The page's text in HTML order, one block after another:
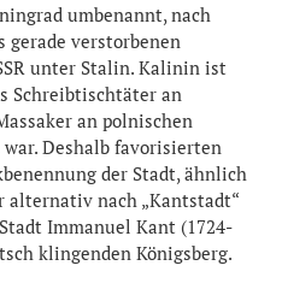
umbenannt, nach
gerade verstorbenen
unter Stalin. Kalinin ist
Schreibtischtäter an
an polnischen
Deshalb favorisierten
der Stadt, ähnlich
alternativ nach „Kantstadt“
Immanuel Kant (1724-
klingenden Königsberg.